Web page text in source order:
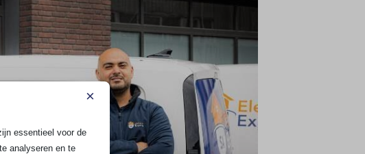
×
essentieel voor de
analyseren en te